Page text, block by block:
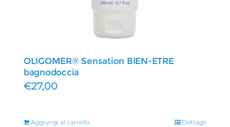
OLIGOMER® Sensation BIEN-ETRE
bagnodoccia
€27,00
Aggiungi al carrello Dettagli